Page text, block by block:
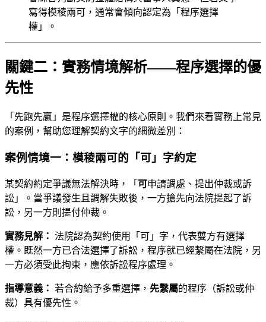
寫得模稜兩可，通常會傾向認定為「程序選擇
權」。
關鍵二：實務情境解析——程序選擇的優
先性
「先跑先贏」是程序選擇權的核心原則。我們來看實務上常見
的案例，幫助您理解契約文字的細微差別：
案例情境一：模稜兩可的「可」字約定
某契約約定爭議無法解決時，「 可申請調處、提出仲裁或訴
訟」。當爭議發生且調解失敗後，一方搶先向法院提起了訴
訟，另一方則提付仲裁。
實務見解： 法院認為契約使用「可」字，代表雙方有選擇
權。既然一方已合法選擇了訴訟，程序就已經繫屬在法院，另
一方必須受此拘束，應依訴訟程序處理。
指導意義： 若合約給予多重選擇， 先繫屬的程序（訴訟或仲
裁）具有優先性。